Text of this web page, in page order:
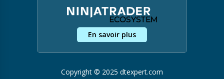
En savoir plus
Copyright © 2025 dtexpert.com